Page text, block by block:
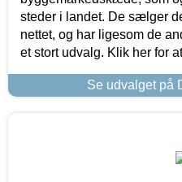
steder i landet. De sælger
nettet, og har ligesom de
et stort udvalg. Klik her for
Se udvalget på